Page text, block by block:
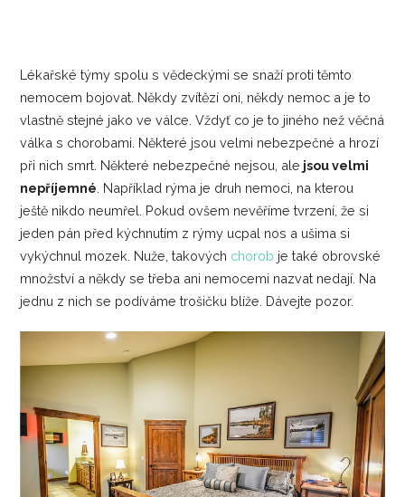
Lékařské týmy spolu s vědeckými se snaží proti těmto
nemocem bojovat. Někdy zvítězí oni, někdy nemoc a je to
vlastně stejné jako ve válce. Vždyť co je to jiného než věčná
válka s chorobami. Některé jsou velmi nebezpečné a hrozí
při nich smrt. Některé nebezpečné nejsou, ale jsou velmi
nepříjemné . Například rýma je druh nemoci, na kterou
ještě nikdo neumřel. Pokud ovšem nevěříme tvrzení, že si
jeden pán před kýchnutím z rýmy ucpal nos a ušima si
vykýchnul mozek. Nuže, takových chorob je také obrovské
množství a někdy se třeba ani nemocemi nazvat nedají. Na
jednu z nich se podíváme trošičku blíže. Dávejte pozor.